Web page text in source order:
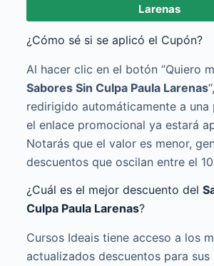
Larenas
¿Cómo sé si se aplicó el Cupón?
Al hacer clic en el botón “Quiero
Sabores Sin Culpa Paula Larenas
redirigido automáticamente a una
el enlace promocional ya estará
Notarás que el valor es menor,
descuentos que oscilan entre el
¿Cuál es el mejor descuento del
Culpa Paula Larenas?
Cursos Ideais tiene acceso a los
actualizados descuentos para sus